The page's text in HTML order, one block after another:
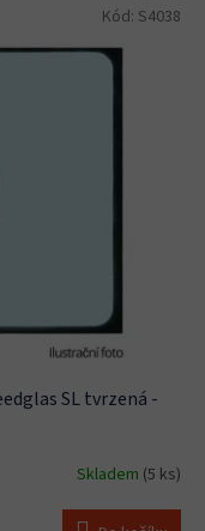
SL tvrzená -
Skladem (5 ks)
Kód: S4038